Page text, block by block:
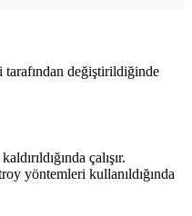
değiştirildiğinde
çalışır.
yöntemleri kullanıldığında